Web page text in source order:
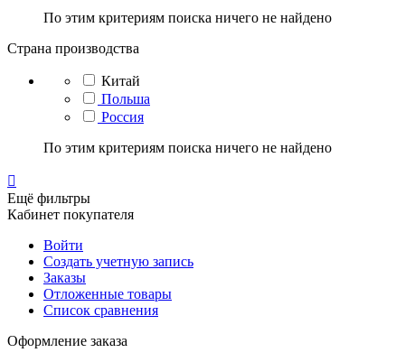
По этим критериям поиска ничего не найдено
Страна производства
Китай
Польша
Россия
По этим критериям поиска ничего не найдено

Ещё фильтры
Кабинет покупателя
Войти
Создать учетную запись
Заказы
Отложенные товары
Список сравнения
Оформление заказа